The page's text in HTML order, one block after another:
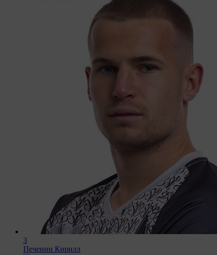
3
Печенин Кирилл